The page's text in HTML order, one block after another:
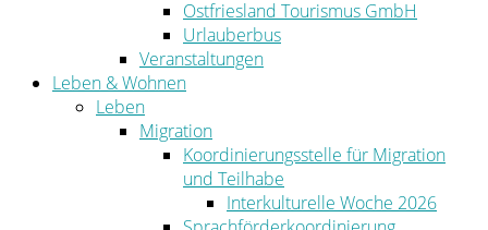
Ostfriesland Tourismus GmbH
Urlauberbus
Veranstaltungen
Leben & Wohnen
Leben
Migration
Koordinierungsstelle für Migration
und Teilhabe
Interkulturelle Woche 2026